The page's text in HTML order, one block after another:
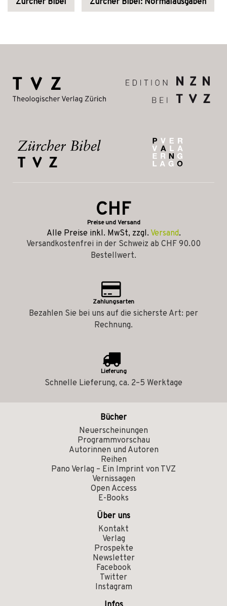
Zürcher Bibel Zürcher Bibel: Normalausgaben
CHF
Preise und Versand
Alle Preise inkl. MwSt, zzgl. Versand.
Versandkostenfrei in der Schweiz ab CHF 90.00
Bestellwert.
Zahlungsarten
Bezahlen Sie bei uns auf die sicherste Art: per
Rechnung.
Lieferung
Schnelle Lieferung, ca. 2–5 Werktage
Bücher
Neuerscheinungen
Programmvorschau
Autorinnen und Autoren
Reihen
Pano Verlag – Ein Imprint von TVZ
Vernissagen
Open Access
E-Books
Über uns
Kontakt
Verlag
Prospekte
Newsletter
Facebook
Twitter
Instagram